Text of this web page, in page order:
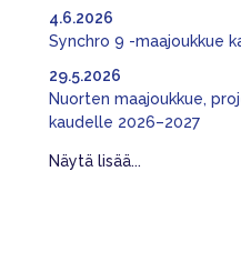
Synchro 9 -maajoukkue
4.6.2026
Nuorten maajoukkue,
kaudelle 2026–2027
29.5.2026
Näytä lisää...